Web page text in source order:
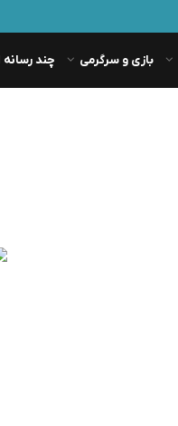
بازی و سرگرمی چند رسانه